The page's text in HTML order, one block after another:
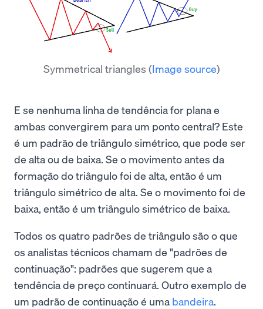
Symmetrical triangles (Image source)
E se nenhuma linha de tendência for plana e
ambas convergirem para um ponto central? Este
é um padrão de triângulo simétrico, que pode ser
de alta ou de baixa. Se o movimento antes da
formação do triângulo foi de alta, então é um
triângulo simétrico de alta. Se o movimento foi de
baixa, então é um triângulo simétrico de baixa.
Todos os quatro padrões de triângulo são o que
os analistas técnicos chamam de "padrões de
continuação": padrões que sugerem que a
tendência de preço continuará. Outro exemplo de
um padrão de continuação é uma bandeira.